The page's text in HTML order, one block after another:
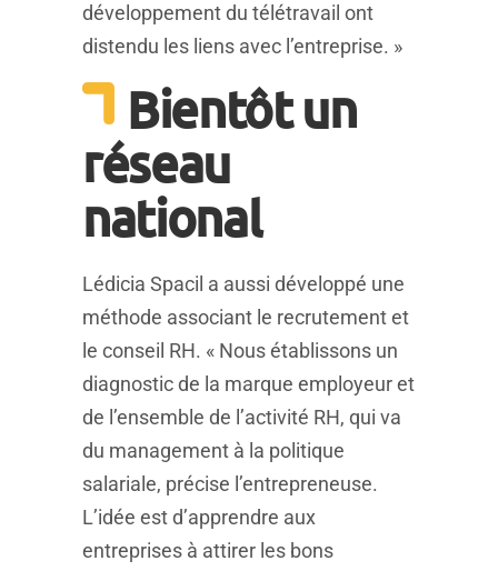
développement du télétravail ont
distendu les liens avec l’entreprise. »
Bientôt un
réseau
national
Lédicia Spacil a aussi développé une
méthode associant le recrutement et
le conseil RH. « Nous établissons un
diagnostic de la marque employeur et
de l’ensemble de l’activité RH, qui va
du management à la politique
salariale, précise l’entrepreneuse.
L’idée est d’apprendre aux
entreprises à attirer les bons